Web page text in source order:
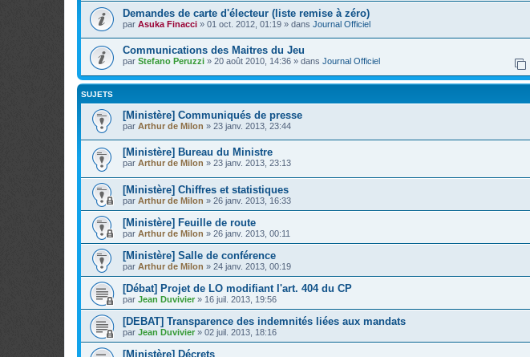
Demandes de carte d'électeur (liste remise à zéro)
par Asuka Finacci » 01 oct. 2012, 01:19 » dans Journal Officiel
Communications des Maitres du Jeu
par Stefano Peruzzi » 20 août 2010, 14:36 » dans Journal Officiel
SUJETS
[Ministère] Communiqués de presse
par Arthur de Milon » 23 janv. 2013, 23:44
[Ministère] Bureau du Ministre
par Arthur de Milon » 23 janv. 2013, 23:13
[Ministère] Chiffres et statistiques
par Arthur de Milon » 26 janv. 2013, 16:33
[Ministère] Feuille de route
par Arthur de Milon » 26 janv. 2013, 00:11
[Ministère] Salle de conférence
par Arthur de Milon » 24 janv. 2013, 00:19
[Débat] Projet de LO modifiant l'art. 404 du CP
par Jean Duvivier » 16 juil. 2013, 19:56
[DEBAT] Transparence des indemnités liées aux mandats
par Jean Duvivier » 02 juil. 2013, 18:16
[Ministère] Décrets